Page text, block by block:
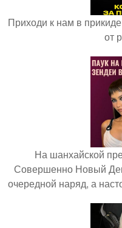
Приходи к нам в
от
На шанхайской
Совершенно Новый
очередной наряд, а